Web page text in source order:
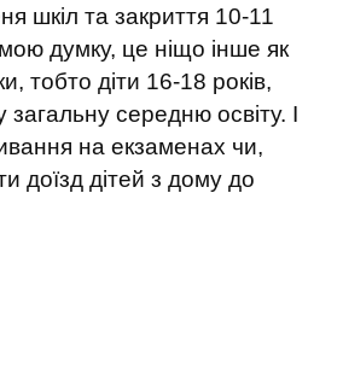
шкіл та закриття 10-11
мою думку, це ніщо інше як
тобто діти 16-18 років,
середню освіту. І
на екзаменах чи,
доїзд дітей з дому до